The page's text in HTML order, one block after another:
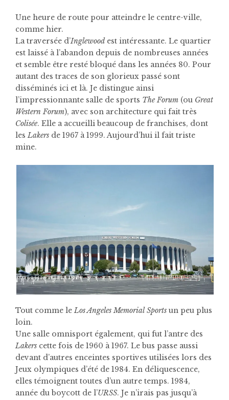
Une heure de route pour atteindre le centre-ville,
comme hier.
La traversée d’Inglewoodest intéressante. Le quartier
est laissé à l’abandon depuis de nombreuses années
et semble être resté bloqué dans les années 80. Pour
autant des traces de son glorieux passé sont
disséminés ici et là. Je distingue ainsi
l’impressionnante salle de sports The Forum (ou Great
Western Forum), avec son architecture qui fait très
Colisée. Elle a accueilli beaucoup de franchises, dont
lesLakers de 1967 à 1999. Aujourd’hui il fait triste
mine.
Tout comme leLos Angeles Memorial Sports un peu plus
loin.
Une salle omnisport également, qui fut l’antre des
Lakers cette fois de 1960 à 1967. Le bus passe aussi
devant d’autres enceintes sportives utilisées lors des
Jeux olympiques d’été de 1984. En déliquescence,
elles témoignent toutes d’un autre temps. 1984,
année du boycott de l’URSS. Je n’irais pas jusqu’à